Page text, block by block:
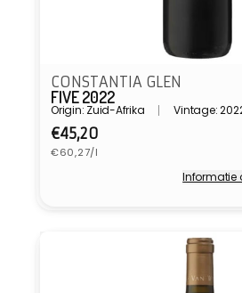
CONSTANTIA GLEN
FIVE 2022
Origin: Zuid-Afrika Vintage:
Normale
prijs
€45,20
Eenheidsprijs
€60,27/l
Informatie